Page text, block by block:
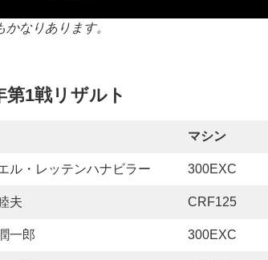
なりあります。
第1戦リザルト
マシン
ル・レッテンハナビラー 300EXC
夫 CRF125
一郎 300EXC